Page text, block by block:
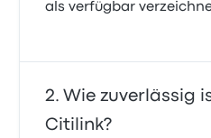
als verfügbar
Wie zuverlässig
Citilink?